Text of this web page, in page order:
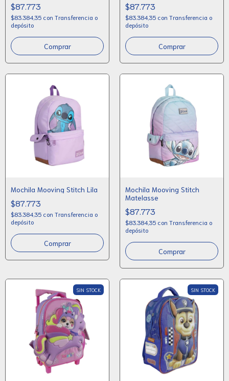
$87.773
$83.384,35 con Transferencia o
depósito
$87.773
$83.384,35 con Transferencia o
depósito
Mochila Mooving Stitch Lila
$87.773
$83.384,35 con Transferencia o
depósito
Mochila Mooving Stitch
Matelasse
$87.773
$83.384,35 con Transferencia o
depósito
SIN STOCK SIN STOCK